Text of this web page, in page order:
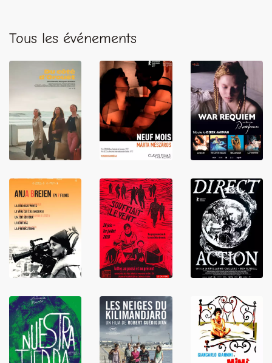
Tous les événements
LIRE LIRE
LIRE
LIRE
LIRE
LIRE